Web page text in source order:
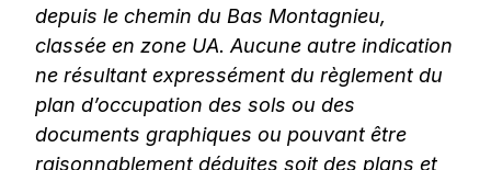
depuis le chemin du Bas Montagnieu,
classée en zone UA. Aucune autre indication
ne résultant expressément du règlement du
plan d’occupation des sols ou des
documents graphiques ou pouvant être
raisonnablement déduites soit des plans et